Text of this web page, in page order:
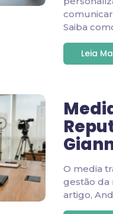
Saiba
Leia
O media
gestão da
artigo,